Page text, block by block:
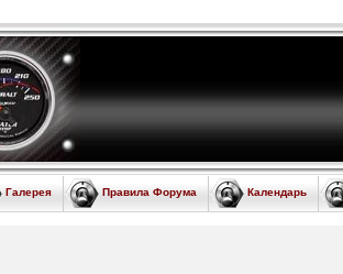
Календарь
Правила Форума
Галерея